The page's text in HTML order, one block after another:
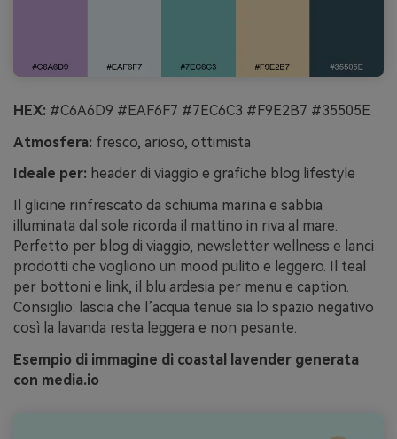
HEX: #C6A6D9 #EAF6F7 #7EC6C3 #F9E2B7 #35505E
Atmosfera: fresco, arioso, ottimista
Ideale per: header di viaggio e grafiche blog lifestyle
Il glicine rinfrescato da schiuma marina e sabbia
illuminata dal sole ricorda il mattino in riva al mare.
Perfetto per blog di viaggio, newsletter wellness e lanci
prodotti che vogliono un mood pulito e leggero. Il teal
per bottoni e link, il blu ardesia per menu e caption.
Consiglio: lascia che l’acqua tenue sia lo spazio negativo
così la lavanda resta leggera e non pesante.
Esempio di immagine di coastal lavender generata
con media.io